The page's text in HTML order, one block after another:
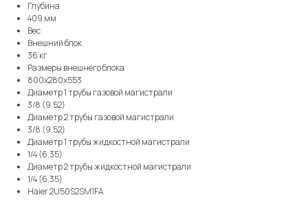
Глубина
409 мм
Вес
Внешний блок
36 кг
Размеры внешнего блока
800x280x553
Диаметр 1 трубы газовой магистрали
3/8 (9,52)
Диаметр 2 трубы газовой магистрали
3/8 (9,52)
Диаметр 1 трубы жидкостной магистрали
1/4 (6,35)
Диаметр 2 трубы жидкостной магистрали
1/4 (6,35)
Haier 2U50S2SM1FA